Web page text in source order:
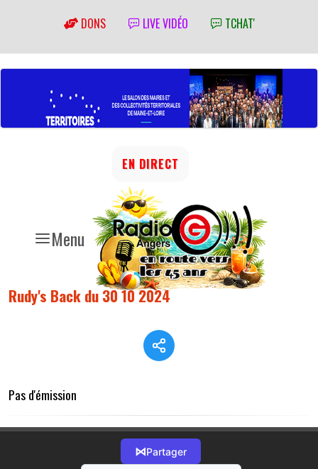
DONS LIVE VIDÉO TCHAT'
Menu
EN DIRECT
Rudy's Back du 30 10 2024
Pas d'émission
⋈Partager